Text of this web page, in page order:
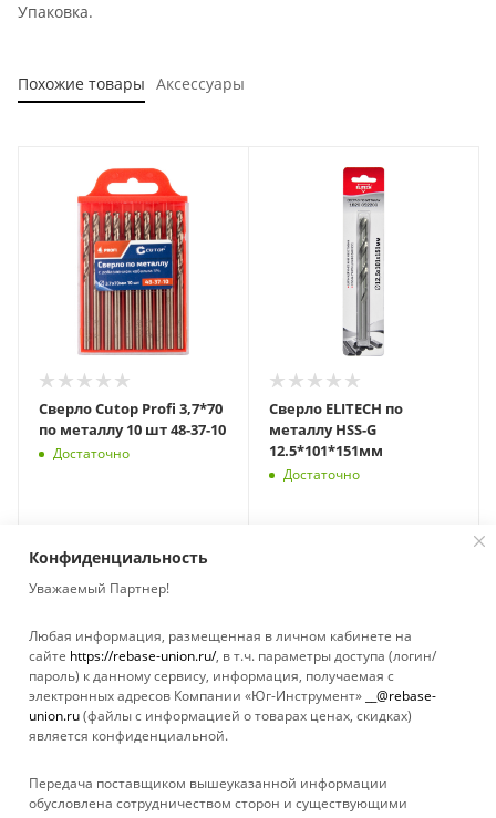
Упаковка.
Похожие товары Аксессуары
Сверло Cutop Profi 3,7*70
по металлу 10 шт 48-37-10
Достаточно
Сверло ELITECH по
металлу HSS-G
12.5*101*151мм
Достаточно
Конфиденциальность
Уважаемый Партнер!
Любая информация, размещенная в личном кабинете на
сайте https://rebase-union.ru/, в т.ч. параметры доступа (логин/
пароль) к данному сервису, информация, получаемая с
электронных адресов Компании «Юг-Инструмент»
__@rebase-
union.ru(файлы с информацией о товарах ценах, скидках)
является конфиденциальной.
Передача поставщиком вышеуказанной информации
обусловлена сотрудничеством сторон и существующими